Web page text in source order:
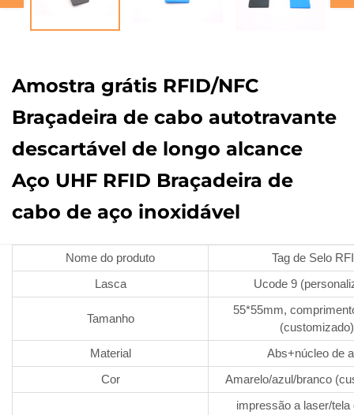
Amostra grátis RFID/NFC
Braçadeira de cabo autotravante
descartável de longo alcance
Aço UHF RFID Braçadeira de
cabo de aço inoxidável
Nome do produto
Tag de Selo
Lasca
Ucode 9
Tamanho
55*55mm,
(customizado)
Material
Abs+núcleo de
Cor
Amarelo/azul/branco
impressão a laser/tela